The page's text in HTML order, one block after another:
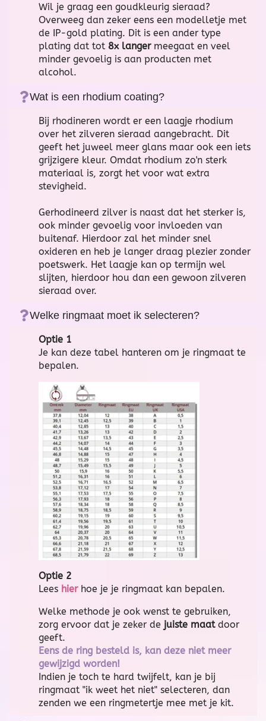
Wil je graag een goudkleurig sieraad?
Overweeg dan zeker eens een modelletje met
de IP-gold plating. Dit is een ander type
plating dat tot 8x langermeegaat en veel
minder gevoelig is aan producten met
alcohol.
Wat is een rhodium coating?
Bij rhodineren wordt er een laagje rhodium
over het zilveren sieraad aangebracht. Dit
geeft het juweel meer glans maar ook een iets
grijzigere kleur. Omdat rhodium zo'n sterk
materiaal is, zorgt het voor wat extra
stevigheid.
Gerhodineerd zilver is naast dat het sterker is,
ook minder gevoelig voor invloeden van
buitenaf. Hierdoor zal het minder snel
oxideren en heb je langer draag plezier zonder
poetswerk. Het laagje kan op termijn wel
slijten, hierdoor hou dan een gewoon zilveren
sieraad over.
Welke ringmaat moet ik selecteren?
Optie 1
Je kan deze tabel hanteren om je ringmaat te
bepalen.
Optie 2
Lees hierhoe je je ringmaat kan bepalen.
Welke methode je ook wenst te gebruiken,
zorg ervoor dat je zeker de juiste maatdoor
geeft.
Eens de ring besteld is, kan deze niet meer
gewijzigd worden!
Indien je toch te hard twijfelt, kan je bij
ringmaat "ik weet het niet" selecteren, dan
zenden we een ringmetertje mee met je kit.